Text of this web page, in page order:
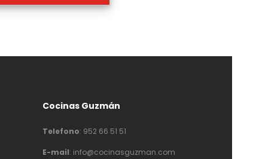
Cocinas Guzmán
Telefono: 952 66 51 51
E-mail: info@cocinasguzman.com